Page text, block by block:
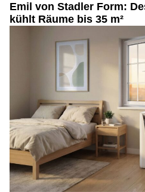
Emil von Stadler Form:
kühlt Räume bis 35 m²